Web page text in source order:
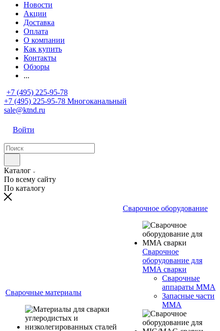
Новости
Акции
Доставка
Оплата
О компании
Как купить
Контакты
Обзоры
...
+7 (495) 225-95-78
+7 (495) 225-95-78 Многоканальный
sale@ktnd.ru
Войти
Каталог
По всему сайту
По каталогу
Сварочные материалы
Сварочное оборудование
Сварочное
оборудование для
MMA сварки
Сварочные
аппараты MMA
Запасные части
MMA